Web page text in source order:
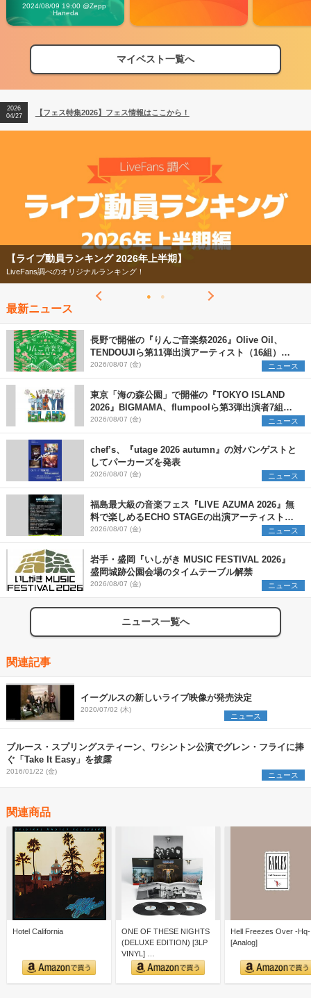
Vibes
2024/08/09 19:00 @Zepp
Haneda
マイベスト一覧へ
【フェス特集2026】フェス情報はここから！
【ライブ動員ランキング】2026年上半期編発表！
2026
04/27
【フェス特集2026】フェス情報はここから！
2026
【フェス特集2026】
今年もフェスの季節がやってきた！
最新ニュース
長野で開催の『りんご音楽祭2026』Olive Oil、
TENDOUJIら第11弾出演アーティスト（16組）を
発表
2026/08/07 (金) ニュース
東京「海の森公園」で開催の『TOKYO ISLAND
2026』BIGMAMA、flumpoolら第3弾出演者7組を
発表 ワークショップ・アート出展者を募集
2026/08/07 (金) ニュース
chef’s、『utage 2026 autumn』の対バンゲストと
してパーカーズを発表
2026/08/07 (金) ニュース
福島最大級の音楽フェス『LIVE AZUMA 2026』無
料で楽しめるECHO STAGEの出演アーティストを
発表
2026/08/07 (金) ニュース
岩手・盛岡『いしがき MUSIC FESTIVAL 2026』
盛岡城跡公園会場のタイムテーブル解禁
2026/08/07 (金) ニュース
ニュース一覧へ
関連記事
イーグルスの新しいライブ映像が発売決定
2020/07/02 (木)
ニュース
ブルース・スプリングスティーン、ワシントン公演でグレン・フライに捧
ぐ「Take It Easy」を披露
2016/01/22 (金) ニュース
関連商品
Hotel California
ONE OF THESE NIGHTS
(DELUXE EDITION) [3LP
VINYL] …
Hell Freezes Over -Hq-
[Analog]